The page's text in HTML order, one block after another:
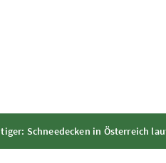
Schneedecken in Österreich